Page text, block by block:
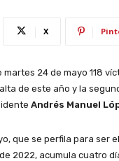
X
24 de mayo 118
de este año y la
Andrés Manuel
que se perfila para ser
2022, acumula cuatro